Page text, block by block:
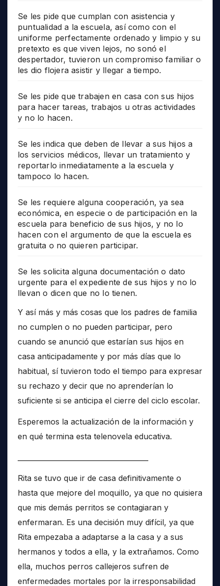
Se les pide que cumplan con asistencia y
puntualidad a la escuela, así como con el
uniforme perfectamente ordenado y limpio y su
pretexto es que viven lejos, no sonó el
despertador, tuvieron un compromiso familiar o
les dio flojera asistir y llegar a tiempo.
Se les pide que trabajen en casa con sus hijos
para hacer tareas, trabajos u otras actividades
y no lo hacen.
Se les indica que deben de llevar a sus hijos a
los servicios médicos, llevar un tratamiento y
reportarlo inmediatamente a la escuela y
tampoco lo hacen.
Se les requiere alguna cooperación, ya sea
económica, en especie o de participación en la
escuela para beneficio de sus hijos, y no lo
hacen con el argumento de que la escuela es
gratuita o no quieren participar.
Se les solicita alguna documentación o dato
urgente para el expediente de sus hijos y no lo
llevan o dicen que no lo tienen.
Y así más y más cosas que los padres de familia
no cumplen o no pueden participar, pero
cuando se anunció que estarían sus hijos en
casa anticipadamente y por más días que lo
habitual, sí tuvieron todo el tiempo para expresar
su rechazo y decir que no aprenderían lo
suficiente si se anticipa el cierre del ciclo escolar.
Esperemos la actualización de la información y
en qué termina esta telenovela educativa.
Rita se tuvo que ir de casa definitivamente o
hasta que mejore del moquillo, ya que no quisiera
que mis demás perritos se contagiaran y
enfermaran. Es una decisión muy difícil, ya que
Rita empezaba a adaptarse a la casa y a sus
hermanos y todos a ella, y la extrañamos. Como
ella, muchos perros callejeros sufren de
enfermedades mortales por la irresponsabilidad